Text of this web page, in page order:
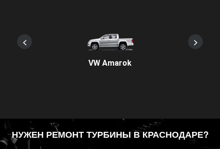
VW Amarok
< >
НУЖЕН РЕМОНТ ТУРБИНЫ В КРАСНОДАРЕ?